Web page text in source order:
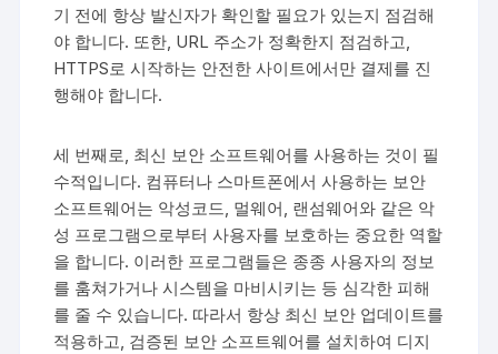
기 전에 항상 발신자가 확인할 필요가 있는지 점검해
야 합니다. 또한, URL 주소가 정확한지 점검하고,
HTTPS로 시작하는 안전한 사이트에서만 결제를 진
행해야 합니다.
세 번째로, 최신 보안 소프트웨어를 사용하는 것이 필
수적입니다. 컴퓨터나 스마트폰에서 사용하는 보안
소프트웨어는 악성코드, 멀웨어, 랜섬웨어와 같은 악
성 프로그램으로부터 사용자를 보호하는 중요한 역할
을 합니다. 이러한 프로그램들은 종종 사용자의 정보
를 훔쳐가거나 시스템을 마비시키는 등 심각한 피해
를 줄 수 있습니다. 따라서 항상 최신 보안 업데이트를
적용하고, 검증된 보안 소프트웨어를 설치하여 디지